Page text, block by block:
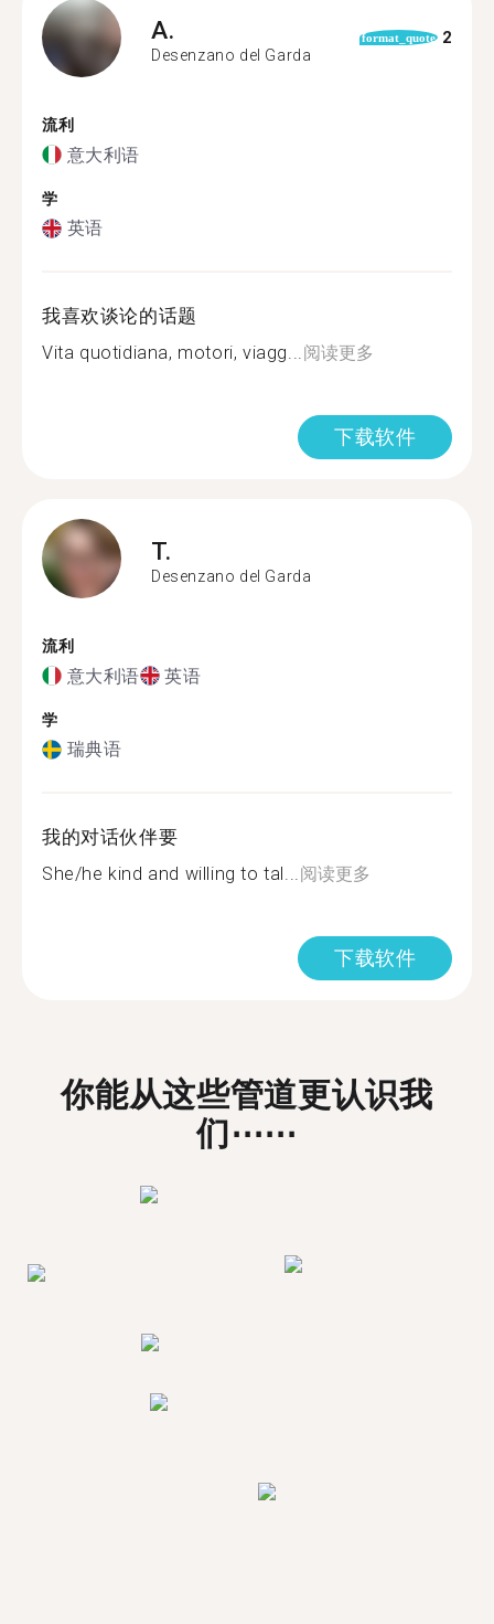
A.
Desenzano del Garda
format_quote 2
流利
意大利语
学
英语
我喜欢谈论的话题
Vita quotidiana, motori, viagg...阅读更多
下载软件
T.
Desenzano del Garda
流利
意大利语 英语
学
瑞典语
我的对话伙伴要
She/he kind and willing to tal...阅读更多
下载软件
你能从这些管道更认识我
们⋯⋯